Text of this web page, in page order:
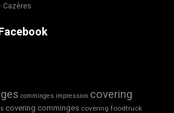
Cazères
comminges impression covering
covering comminges covering foodtruck